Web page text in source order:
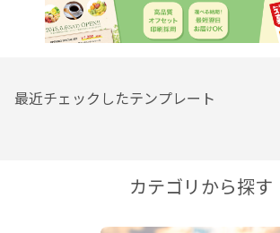
最近チェックしたテンプレート
カテゴリから探す